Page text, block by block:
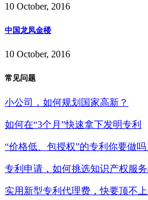
10 October, 2016
中国龙凤金楼
10 October, 2016
常见问题
小公司，如何规划国家高新？
如何在“3个月”快速拿下发明专利
“价格低、包授权”的专利你要做吗
专利申请，如何挑选知识产权服
实用新型专利代理费，快要顶不